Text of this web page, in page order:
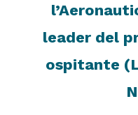
leader del
ospitante